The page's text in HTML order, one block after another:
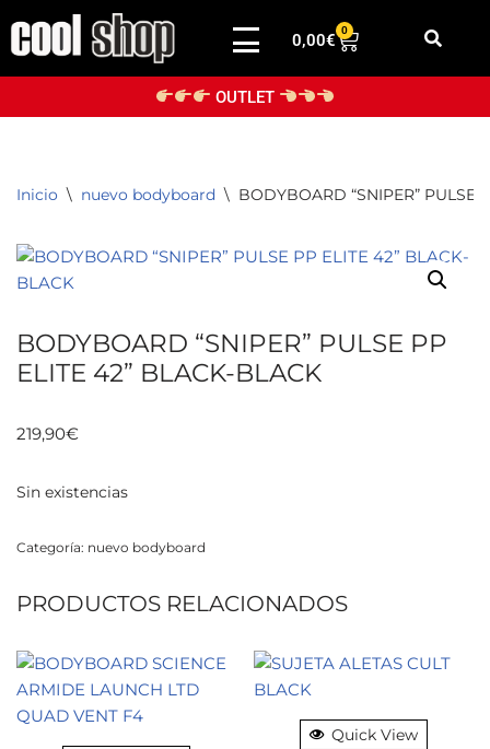
Saltar
0,00€
0
OUTLET
Inicio \ nuevo bodyboard \ BODYBOARD “SNIPER” PULSE
BODYBOARD “SNIPER” PULSE PP
ELITE 42” BLACK-BLACK
219,90€
Sin existencias
Categoría: nuevo bodyboard
PRODUCTOS RELACIONADOS
Quick View